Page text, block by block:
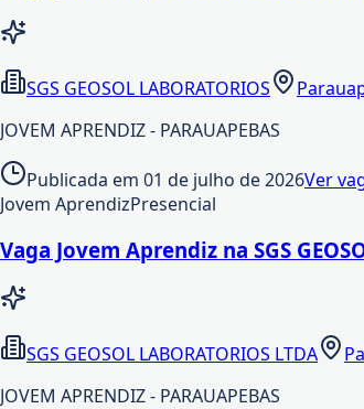
SGS GEOSOL LABORATORIOS
JOVEM APRENDIZ - PARAUAPEBAS
Publicada em 01 de julho de 2026Ver
Jovem AprendizPresencial
Vaga Jovem Aprendiz na SGS
SGS GEOSOL LABORATORIOS LTDA
JOVEM APRENDIZ - PARAUAPEBAS